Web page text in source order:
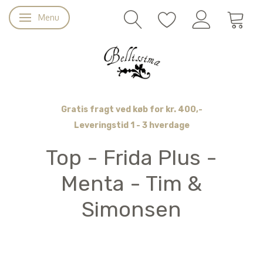
Skifte navigation
Menu
Gratis fragt ved køb for kr. 400,-
Leveringstid 1 - 3 hverdage
Top - Frida Plus -
Menta - Tim &
Simonsen